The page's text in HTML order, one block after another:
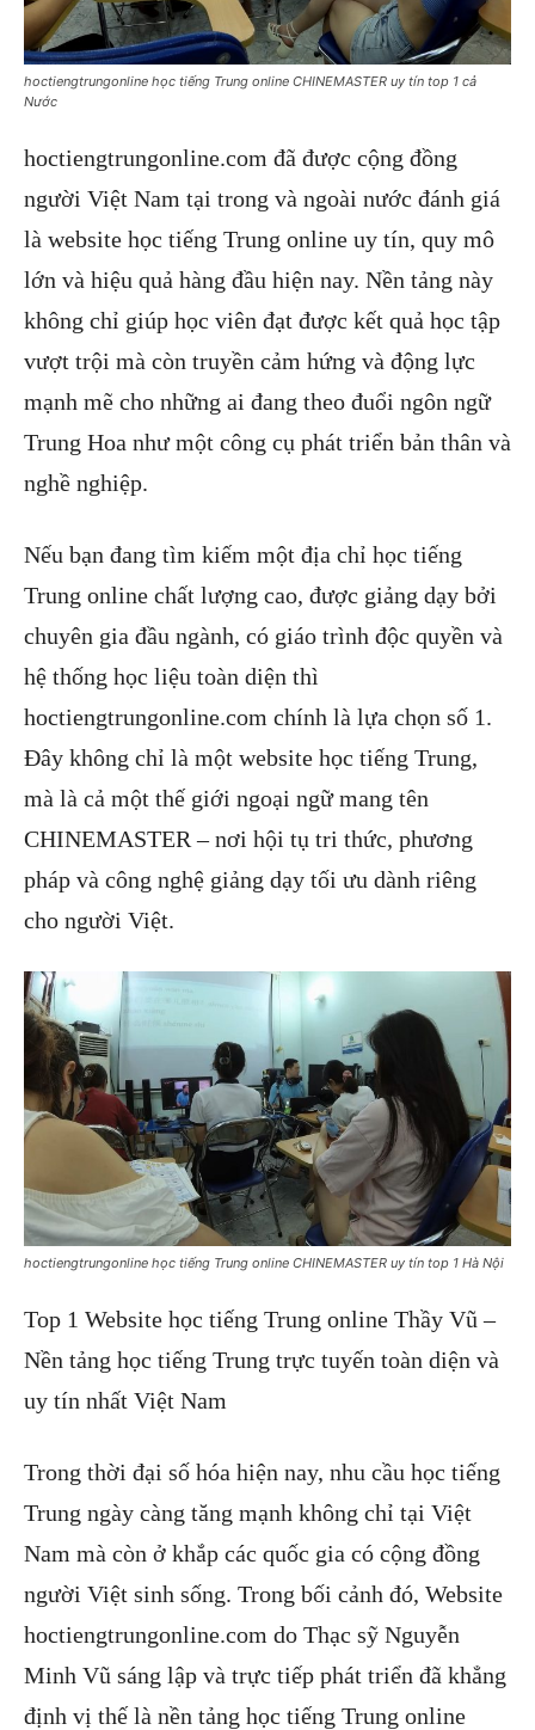
hoctiengtrungonline học tiếng Trung online CHINEMASTER uy tín top 1 cả
Nước
hoctiengtrungonline.com đã được cộng đồng
người Việt Nam tại trong và ngoài nước đánh giá
là website học tiếng Trung online uy tín, quy mô
lớn và hiệu quả hàng đầu hiện nay. Nền tảng này
không chỉ giúp học viên đạt được kết quả học tập
vượt trội mà còn truyền cảm hứng và động lực
mạnh mẽ cho những ai đang theo đuổi ngôn ngữ
Trung Hoa như một công cụ phát triển bản thân và
nghề nghiệp.
Nếu bạn đang tìm kiếm một địa chỉ học tiếng
Trung online chất lượng cao, được giảng dạy bởi
chuyên gia đầu ngành, có giáo trình độc quyền và
hệ thống học liệu toàn diện thì
hoctiengtrungonline.com chính là lựa chọn số 1.
Đây không chỉ là một website học tiếng Trung,
mà là cả một thế giới ngoại ngữ mang tên
CHINEMASTER – nơi hội tụ tri thức, phương
pháp và công nghệ giảng dạy tối ưu dành riêng
cho người Việt.
hoctiengtrungonline học tiếng Trung online CHINEMASTER uy tín top 1 Hà Nội
Top 1 Website học tiếng Trung online Thầy Vũ –
Nền tảng học tiếng Trung trực tuyến toàn diện và
uy tín nhất Việt Nam
Trong thời đại số hóa hiện nay, nhu cầu học tiếng
Trung ngày càng tăng mạnh không chỉ tại Việt
Nam mà còn ở khắp các quốc gia có cộng đồng
người Việt sinh sống. Trong bối cảnh đó, Website
hoctiengtrungonline.com do Thạc sỹ Nguyễn
Minh Vũ sáng lập và trực tiếp phát triển đã khẳng
định vị thế là nền tảng học tiếng Trung online